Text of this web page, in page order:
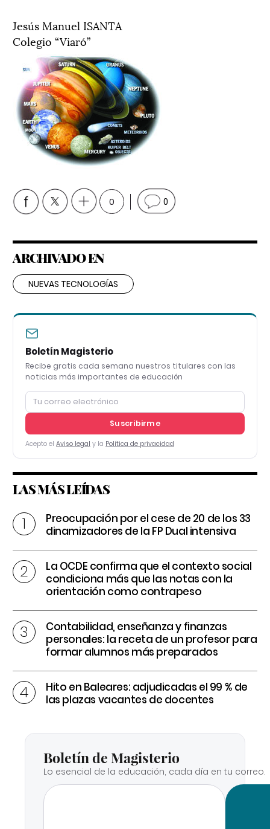
Jesús Manuel ISANTA
Colegio “Viaró”
0 0
ARCHIVADO EN
NUEVAS TECNOLOGÍAS
Boletín Magisterio
Recibe gratis cada semana nuestros titulares con las
noticias más importantes de educación
Suscribirme
Acepto el Aviso legal y la Política de privacidad
LAS MÁS LEÍDAS
Preocupación por el cese de 20 de los 33
dinamizadores de la FP Dual intensiva
La OCDE confirma que el contexto social
condiciona más que las notas con la
orientación como contrapeso
Contabilidad, enseñanza y finanzas
personales: la receta de un profesor para
formar alumnos más preparados
Hito en Baleares: adjudicadas el 99 % de
las plazas vacantes de docentes
Boletín de Magisterio
Lo esencial de la educación, cada día en tu correo.